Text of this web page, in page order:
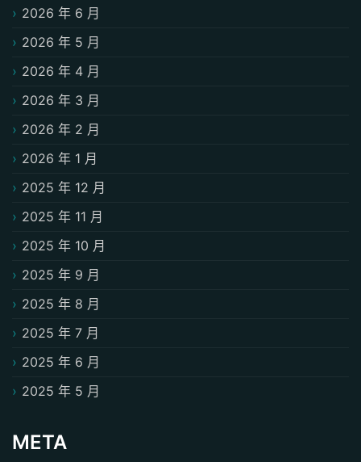
2026 年 6 月
2026 年 5 月
2026 年 4 月
2026 年 3 月
2026 年 2 月
2026 年 1 月
2025 年 12 月
2025 年 11 月
2025 年 10 月
2025 年 9 月
2025 年 8 月
2025 年 7 月
2025 年 6 月
2025 年 5 月
META